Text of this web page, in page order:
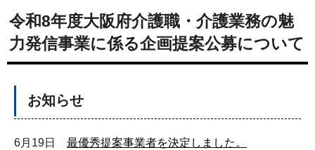
令和8年度大阪府介護職・介護業務の魅
力発信事業に係る企画提案公募について
お知らせ
6月19日 最優秀提案事業者を決定しました。